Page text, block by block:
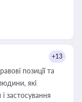
+13
позиції та
які
застосування